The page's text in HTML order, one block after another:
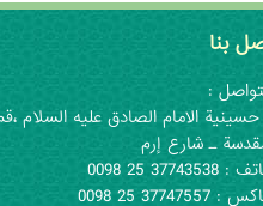
بنا
:
حسينية الامام الصادق عليه السلام
ـ شارع إرم
25 0098
25 0098